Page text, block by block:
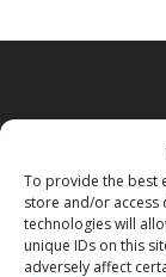
To provide the best
store and/or access
technologies will
unique IDs on this
adversely affect